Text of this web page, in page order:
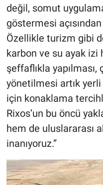
değil, somut
göstermesi
Özellikle turizm gibi
karbon ve su ayak izi
şeffaflıkla
yönetilmesi artık
için konaklama
Rixos’un bu öncü
hem de uluslararası
inanıyoruz.”